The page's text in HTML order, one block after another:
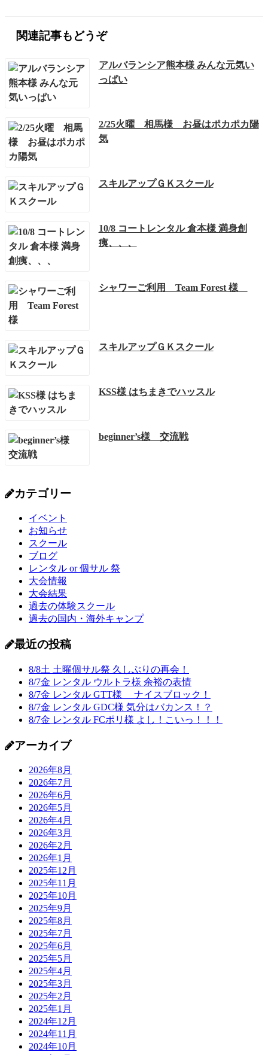
関連記事もどうぞ
アルバランシア熊本様 みんな元気い
っぱい
2/25火曜 相馬様 お昼はポカポカ陽
気
スキルアップＧＫスクール
10/8 コートレンタル 倉本様 満身創
痍、、、
シャワーご利用 Team Forest 様
スキルアップＧＫスクール
KSS様 はちまきでハッスル
beginner’s様 交流戦
カテゴリー
イベント
お知らせ
スクール
ブログ
レンタル or 個サル 祭
大会情報
大会結果
過去の体験スクール
過去の国内・海外キャンプ
最近の投稿
8/8土 土曜個サル祭 久しぶりの再会！
8/7金 レンタル ウルトラ様 余裕の表情
8/7金 レンタル GTT様 ナイスブロック！
8/7金 レンタル GDC様 気分はバカンス！？
8/7金 レンタル FCポリ様 よし！こいっ！！！
アーカイブ
2026年8月
2026年7月
2026年6月
2026年5月
2026年4月
2026年3月
2026年2月
2026年1月
2025年12月
2025年11月
2025年10月
2025年9月
2025年8月
2025年7月
2025年6月
2025年5月
2025年4月
2025年3月
2025年2月
2025年1月
2024年12月
2024年11月
2024年10月